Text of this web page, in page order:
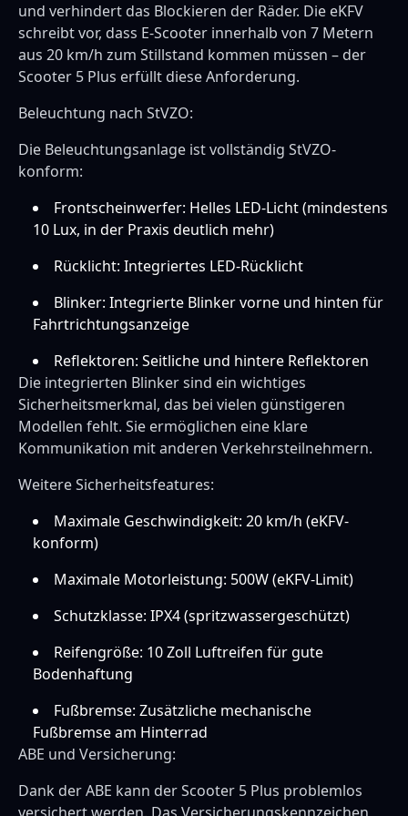
und verhindert das Blockieren der Räder. Die eKFV
schreibt vor, dass E-Scooter innerhalb von 7 Metern
aus 20 km/h zum Stillstand kommen müssen – der
Scooter 5 Plus erfüllt diese Anforderung.
Beleuchtung nach StVZO:
Die Beleuchtungsanlage ist vollständig StVZO-
konform:
Frontscheinwerfer: Helles LED-Licht (mindestens
10 Lux, in der Praxis deutlich mehr)
Rücklicht: Integriertes LED-Rücklicht
Blinker: Integrierte Blinker vorne und hinten für
Fahrtrichtungsanzeige
Reflektoren: Seitliche und hintere Reflektoren
Die integrierten Blinker sind ein wichtiges
Sicherheitsmerkmal, das bei vielen günstigeren
Modellen fehlt. Sie ermöglichen eine klare
Kommunikation mit anderen Verkehrsteilnehmern.
Weitere Sicherheitsfeatures:
Maximale Geschwindigkeit: 20 km/h (eKFV-
konform)
Maximale Motorleistung: 500W (eKFV-Limit)
Schutzklasse: IPX4 (spritzwassergeschützt)
Reifengröße: 10 Zoll Luftreifen für gute
Bodenhaftung
Fußbremse: Zusätzliche mechanische
Fußbremse am Hinterrad
ABE und Versicherung:
Dank der ABE kann der Scooter 5 Plus problemlos